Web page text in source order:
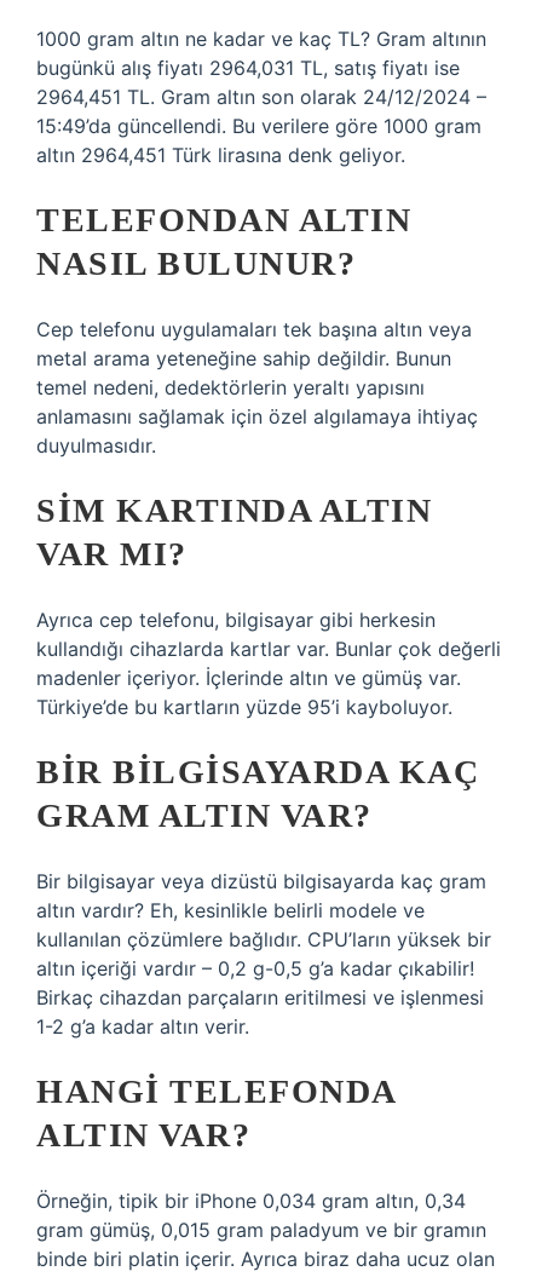
1000 gram altın ne kadar ve kaç TL? Gram altının
bugünkü alış fiyatı 2964,031 TL, satış fiyatı ise
2964,451 TL. Gram altın son olarak 24/12/2024 –
15:49’da güncellendi. Bu verilere göre 1000 gram
altın 2964,451 Türk lirasına denk geliyor.
TELEFONDAN ALTIN
NASIL BULUNUR?
Cep telefonu uygulamaları tek başına altın veya
metal arama yeteneğine sahip değildir. Bunun
temel nedeni, dedektörlerin yeraltı yapısını
anlamasını sağlamak için özel algılamaya ihtiyaç
duyulmasıdır.
SIM KARTINDA ALTIN
VAR MI?
Ayrıca cep telefonu, bilgisayar gibi herkesin
kullandığı cihazlarda kartlar var. Bunlar çok değerli
madenler içeriyor. İçlerinde altın ve gümüş var.
Türkiye’de bu kartların yüzde 95’i kayboluyor.
BIR BILGISAYARDA KAÇ
GRAM ALTIN VAR?
Bir bilgisayar veya dizüstü bilgisayarda kaç gram
altın vardır? Eh, kesinlikle belirli modele ve
kullanılan çözümlere bağlıdır. CPU’ların yüksek bir
altın içeriği vardır – 0,2 g-0,5 g’a kadar çıkabilir!
Birkaç cihazdan parçaların eritilmesi ve işlenmesi
1-2 g’a kadar altın verir.
HANGI TELEFONDA
ALTIN VAR?
Örneğin, tipik bir iPhone 0,034 gram altın, 0,34
gram gümüş, 0,015 gram paladyum ve bir gramın
binde biri platin içerir. Ayrıca biraz daha ucuz olan